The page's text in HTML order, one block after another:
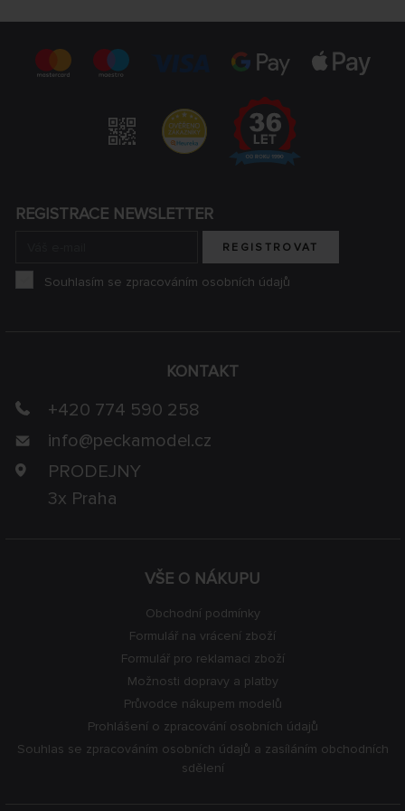
VŠE O NÁKUPU
Obchodní podmínky
Formulář na vrácení zboží
Formulář pro reklamaci zboží
Možnosti dopravy a platby
Průvodce nákupem modelů
Prohlášení o zpracování osobních údajů
Souhlas se zpracováním osobních údajů a zasíláním obchodních
sdělení
KONTAKT
+420 774 590 258
info@peckamodel.cz
PRODEJNY
3x Praha
REGISTRACE NEWSLETTER
REGISTROVAT
Souhlasím se zpracováním osobních údajů